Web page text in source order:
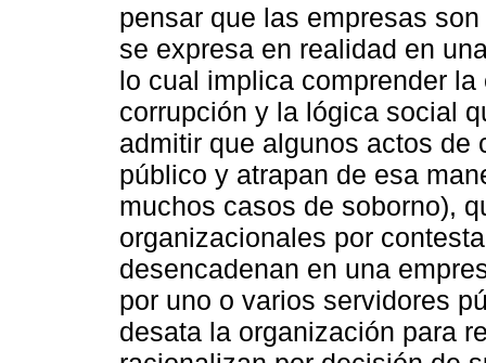
pensar que las empresas
se expresa en realidad en
lo cual implica comprender
corrupción y la lógica social
admitir que algunos actos de
público y atrapan de esa
muchos casos de soborno),
organizacionales por
desencadenan en una
por uno o varios servidores
desata la organización para